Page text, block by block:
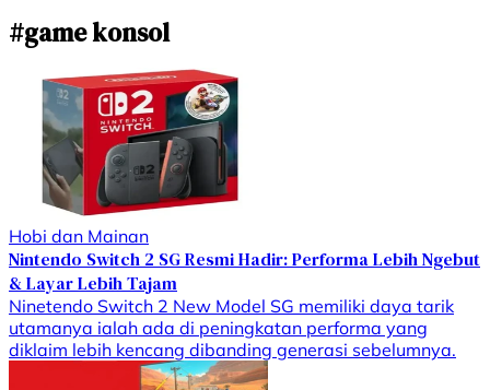
#game konsol
Hobi dan Mainan
Nintendo Switch 2 SG Resmi Hadir: Performa Lebih Ngebut
& Layar Lebih Tajam
Ninetendo Switch 2 New Model SG memiliki daya tarik
utamanya ialah ada di peningkatan performa yang
diklaim lebih kencang dibanding generasi sebelumnya.